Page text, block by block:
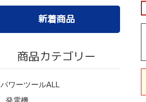
新着商品
商品カテゴリー
パワーツールALL